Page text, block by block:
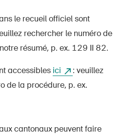
le recueil officiel sont
rechercher le numéro de
résumé, p. ex. 129 II 82.
accessibles ici
: veuillez
de la procédure, p. ex.
cantonaux peuvent faire